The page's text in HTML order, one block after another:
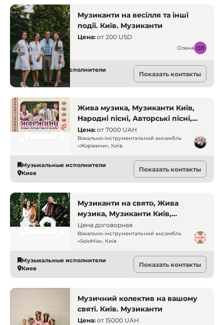
Музиканти на весілля та інші
події. Київ. Музиканти
Цена: от 200 USD
Олена
Музыкальные исполнители
Киев
Показать контакты
Жива музика, Музиканти Київ,
Народні пісні, Авторські пісні,
Музика на свято, Живий звук,
Весілля музика, Український
фольклор
Цена: от 7000 UAH
Вокально-інструментальний ансамбль
«Жоржини», Київ
Музыкальные исполнители
Киев
Показать контакты
Музиканти на свято, Жива
музика, Музиканти Київ,
Українські пісні, Інструментальні
кавери
Цена договорная
Вокально-інструментальний ансамбль
«SoloMia», Київ
Музыкальные исполнители
Киев
Показать контакты
Музичний колектив на вашому
святі. Київ. Музиканти
Цена: от 15000 UAH